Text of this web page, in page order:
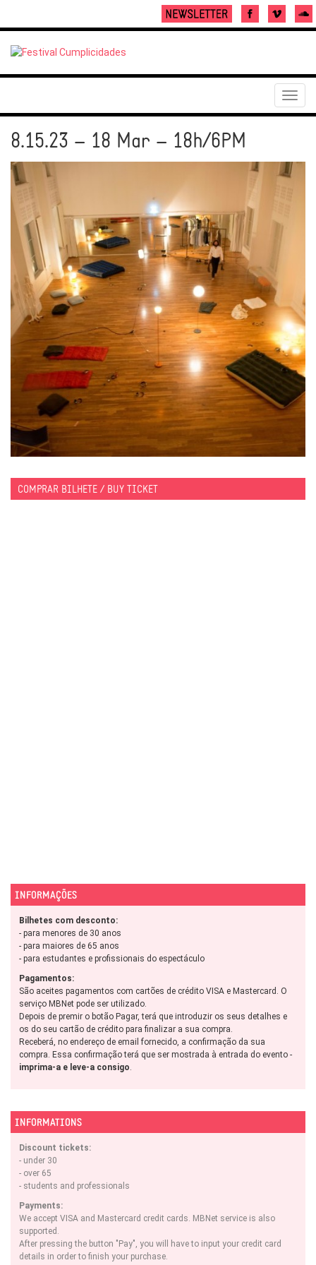
8.15.23 – 18 Mar – 18h/6PM
COMPRAR BILHETE / BUY TICKET
INFORMAÇÕES
Bilhetes com desconto:
- para menores de 30 anos
- para maiores de 65 anos
- para estudantes e profissionais do espectáculo
Pagamentos:
São aceites pagamentos com cartões de crédito VISA e Mastercard. O
serviço MBNet pode ser utilizado.
Depois de premir o botão Pagar, terá que introduzir os seus detalhes e
os do seu cartão de crédito para finalizar a sua compra.
Receberá, no endereço de email fornecido, a confirmação da sua
compra. Essa confirmação terá que ser mostrada à entrada do evento -
imprima-a e leve-a consigo.
INFORMATIONS
Discount tickets:
- under 30
- over 65
- students and professionals
Payments:
We accept VISA and Mastercard credit cards. MBNet service is also
supported.
After pressing the button "Pay", you will have to input your credit card
details in order to finish your purchase.